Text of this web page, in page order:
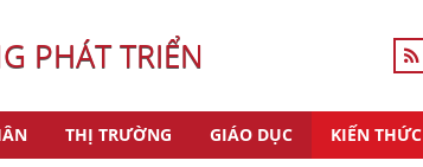
PHÁT TRIỂN
THỊ TRƯỜNG GIÁO DỤC KIẾN THỨC